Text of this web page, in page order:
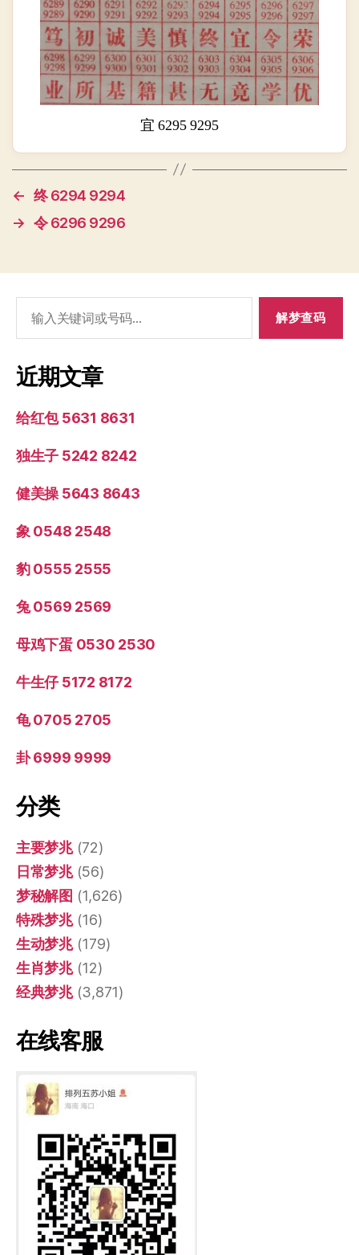
宜 6295 9295
← 终 6294 9294
→ 令 6296 9296
索：
近期文章
给红包 5631 8631
独生子 5242 8242
健美操 5643 8643
象 0548 2548
豹 0555 2555
兔 0569 2569
母鸡下蛋 0530 2530
牛生仔 5172 8172
龟 0705 2705
卦 6999 9999
分类
主要梦兆(72)
日常梦兆(56)
梦秘解图 (1,626)
特殊梦兆(16)
生动梦兆(179)
生肖梦兆(12)
经典梦兆(3,871)
在线客服